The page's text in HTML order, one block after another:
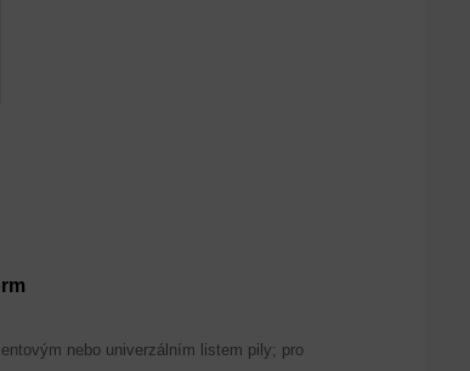
nebo univerzálním listem pily; pro